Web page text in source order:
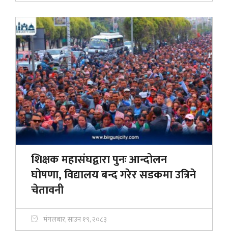
शिक्षक महासंघद्वारा पुनः आन्दोलन
घोषणा, विद्यालय बन्द गरेर सडकमा उत्रिने
चेतावनी
मंगलबार, साउन १९, २०८३